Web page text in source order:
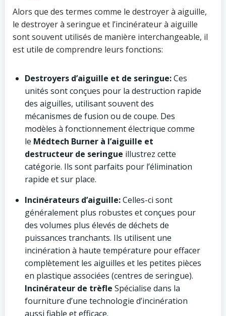
Alors que des termes comme le destroyer à aiguille,
le destroyer à seringue et l’incinérateur à aiguille
sont souvent utilisés de manière interchangeable, il
est utile de comprendre leurs fonctions:
Destroyers d’aiguille et de seringue:Ces
unités sont conçues pour la destruction rapide
des aiguilles, utilisant souvent des
mécanismes de fusion ou de coupe. Des
modèles à fonctionnement électrique comme
le Médtech Burner à l’aiguille et
destructeur de seringue illustrez cette
catégorie. Ils sont parfaits pour l’élimination
rapide et sur place.
Incinérateurs d’aiguille:Celles-ci sont
généralement plus robustes et conçues pour
des volumes plus élevés de déchets de
puissances tranchants. Ils utilisent une
incinération à haute température pour effacer
complètement les aiguilles et les petites pièces
en plastique associées (centres de seringue).
Incinérateur de trèfle Spécialise dans la
fourniture d’une technologie d’incinération
aussi fiable et efficace.